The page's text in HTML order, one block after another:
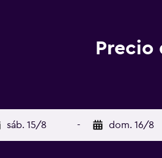
Precio
sáb. 15/8 - dom. 16/8